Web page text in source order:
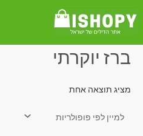
עמוד הבית/ מוצרים המתויגים “ברז יוקרתי”
ברז יוקרתי
מציג תוצאה אחת